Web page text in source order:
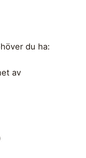
du ha:
av